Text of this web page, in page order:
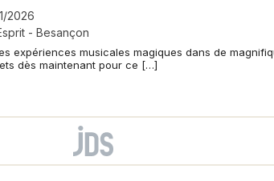
2026
- Besançon
expériences musicales magiques dans de
dès maintenant pour ce […]